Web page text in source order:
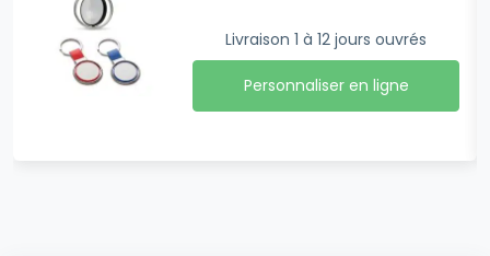
Livraison 1 à 12 jours ouvrés
Personnaliser en ligne